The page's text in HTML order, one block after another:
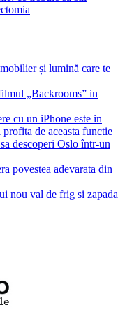
și lumină care te
„Backrooms” in
cu un iPhone este in
de aceasta functie
descoperi Oslo într-un
povestea adevarata din
nou val de frig si zapada